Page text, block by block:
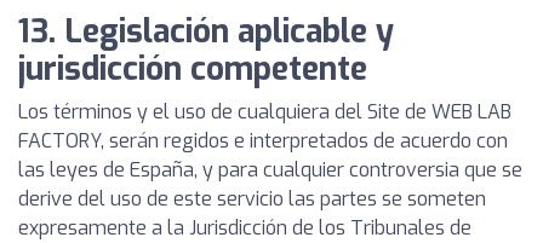
13. Legislación aplicable y
jurisdicción competente
Los términos y el uso de cualquiera del Site de WEB LAB
FACTORY, serán regidos e interpretados de acuerdo con
las leyes de España, y para cualquier controversia que se
derive del uso de este servicio las partes se someten
expresamente a la Jurisdicción de los Tribunales de